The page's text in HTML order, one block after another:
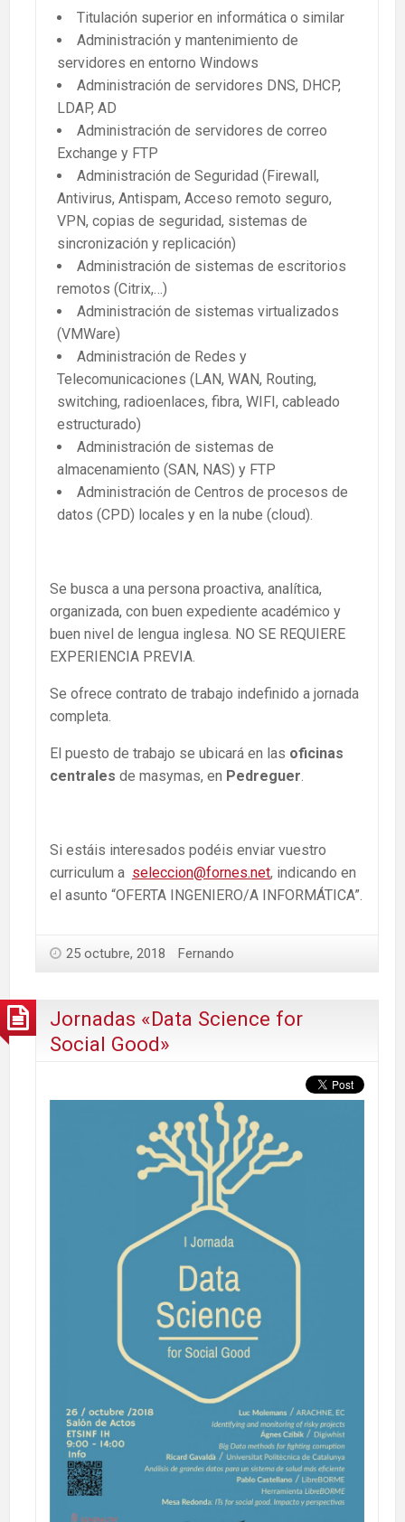
Titulación superior en informática o similar
Administración y mantenimiento de
servidores en entorno Windows
Administración de servidores DNS, DHCP,
LDAP, AD
Administración de servidores de correo
Exchange y FTP
Administración de Seguridad (Firewall,
Antivirus, Antispam, Acceso remoto seguro,
VPN, copias de seguridad, sistemas de
sincronización y replicación)
Administración de sistemas de escritorios
remotos (Citrix,…)
Administración de sistemas virtualizados
(VMWare)
Administración de Redes y
Telecomunicaciones (LAN, WAN, Routing,
switching, radioenlaces, fibra, WIFI, cableado
estructurado)
Administración de sistemas de
almacenamiento (SAN, NAS) y FTP
Administración de Centros de procesos de
datos (CPD) locales y en la nube (cloud).
Se busca a una persona proactiva, analítica,
organizada, con buen expediente académico y
buen nivel de lengua inglesa. NO SE REQUIERE
EXPERIENCIA PREVIA.
Se ofrece contrato de trabajo indefinido a jornada
completa.
El puesto de trabajo se ubicará en las oficinas
centrales de masymas, en Pedreguer.
Si estáis interesados podéis enviar vuestro
curriculum a seleccion@fornes.net, indicando en
el asunto “OFERTA INGENIERO/A INFORMÁTICA”.
25 octubre, 2018 Fernando
Jornadas «Data Science for
Social Good»